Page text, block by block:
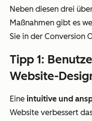
Neben diesen drei
Maßnahmen gibt es
Sie in der Conversion
Tipp 1:
Website-
Eine intuitive und
Website verbessert